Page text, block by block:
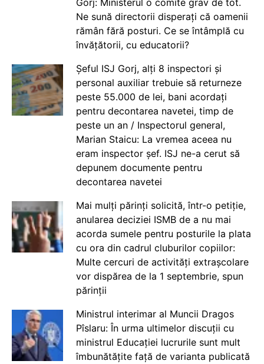
Gorj: Ministerul o comite grav de tot.
Ne sună directorii disperați că oamenii
rămân fără posturi. Ce se întâmplă cu
învățătorii, cu educatorii?
Șeful ISJ Gorj, alți 8 inspectori și
personal auxiliar trebuie să returneze
peste 55.000 de lei, bani acordați
pentru decontarea navetei, timp de
peste un an / Inspectorul general,
Marian Staicu: La vremea aceea nu
eram inspector șef. ISJ ne-a cerut să
depunem documente pentru
decontarea navetei
Mai mulți părinți solicită, într-o petiție,
anularea deciziei ISMB de a nu mai
acorda sumele pentru posturile la plata
cu ora din cadrul cluburilor copiilor:
Multe cercuri de activități extrașcolare
vor dispărea de la 1 septembrie, spun
părinții
Ministrul interimar al Muncii Dragos
Pîslaru: În urma ultimelor discuții cu
ministrul Educației lucrurile sunt mult
îmbunătățite față de varianta publicată